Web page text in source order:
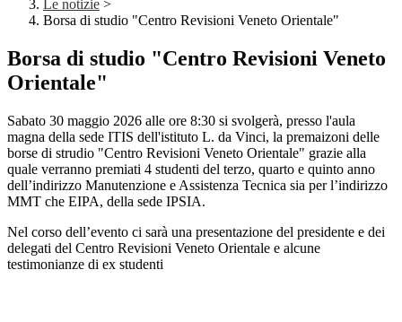
Le notizie >
Borsa di studio "Centro Revisioni Veneto Orientale"
Borsa di studio "Centro Revisioni Veneto
Orientale"
Sabato 30 maggio 2026 alle ore 8:30 si svolgerà, presso l'aula
magna della sede ITIS dell'istituto L. da Vinci, la premaizoni delle
borse di strudio "Centro Revisioni Veneto Orientale" grazie alla
quale verranno premiati 4 studenti del terzo, quarto e quinto anno
dell’indirizzo Manutenzione e Assistenza Tecnica sia per l’indirizzo
MMT che EIPA, della sede IPSIA.
Nel corso dell’evento ci sarà una presentazione del presidente e dei
delegati del Centro Revisioni Veneto Orientale e alcune
testimonianze di ex studenti